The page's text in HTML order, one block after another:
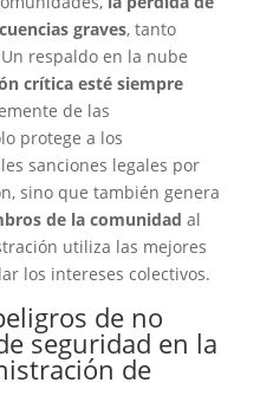
graves, tanto
respaldo en la nube
crítica esté siempre
de las
protege a los
sanciones legales por
sino que también genera
de la comunidad al
utiliza las mejores
los intereses colectivos.
de no
seguridad en la
de